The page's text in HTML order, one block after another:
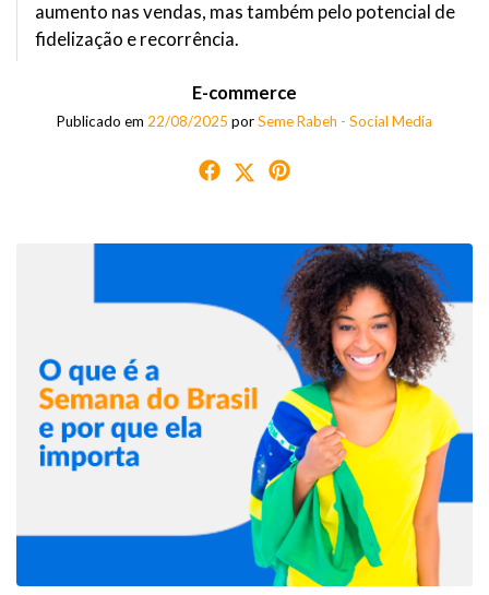
aumento nas vendas, mas também pelo potencial de
fidelização e recorrência.
E-commerce
Publicado em 22/08/2025 porSeme Rabeh - Social Media